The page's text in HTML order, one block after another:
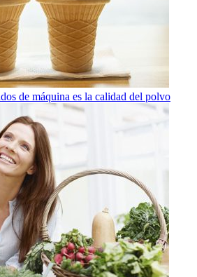
de máquina es la calidad del polvo